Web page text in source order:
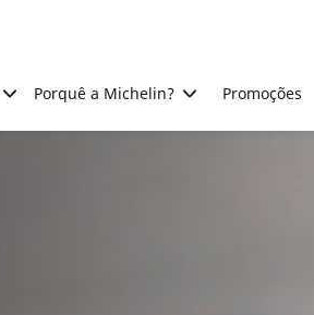
Porquê a Michelin? Promoções